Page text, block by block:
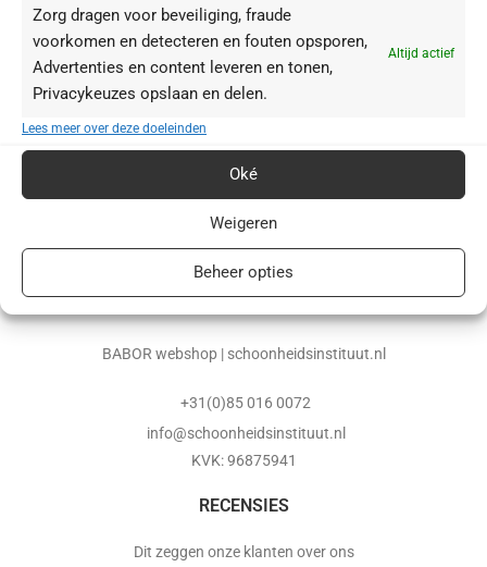
Zorg dragen voor beveiliging, fraude
voorkomen en detecteren en fouten opsporen,
Advertenties en content leveren en tonen,
Privacykeuzes opslaan en delen.
Altijd actief
Lees meer over deze doeleinden
Oké
Weigeren
Beheer opties
Vette huid
Onzuivere huid
Rijpe & veeleisende huid
BABOR webshop | schoonheidsinstituut.nl
+31(0)85 016 0072
info@schoonheidsinstituut.nl
KVK: 96875941
RECENSIES
Dit zeggen onze klanten over ons